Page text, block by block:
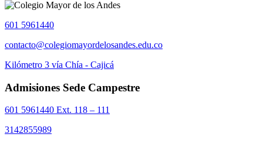
601 5961440
contacto@colegiomayordelosandes.edu.co
Kilómetro 3 vía Chía - Cajicá
Admisiones Sede Campestre
601 5961440 Ext. 118 – 111
3142855989